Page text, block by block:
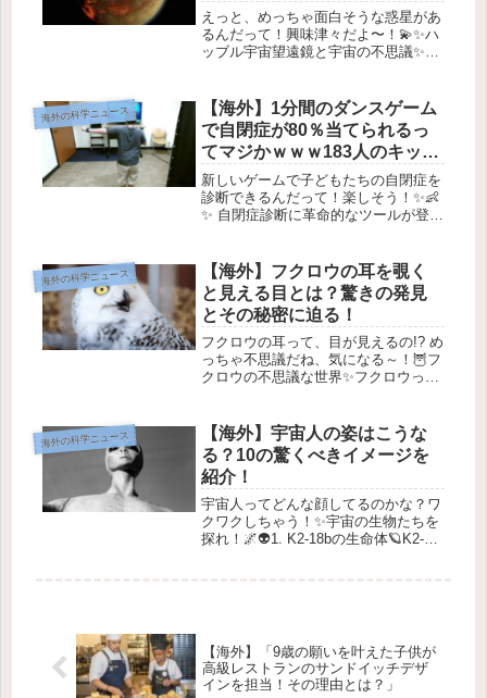
えっと、めっちゃ面白そうな惑星があ
るんだって！興味津々だよ〜！💫✨ハ
ッブル宇宙望遠鏡と宇宙の不思議✨は
のさまざまな素晴らしい景色を私たち
に見せてくれました。🌠 25年が...
海外の科学ニュース
【海外】1分間のダンスゲーム
で自閉症が80％当てられるっ
てマジかｗｗｗ183人のキッズ
ガチ検証！
新しいゲームで子どもたちの自閉症を
診断できるんだって！楽しそう！✨👶
✨ 自閉症診断に革命的なツールが登
簡単なツールを見つけたんだって！🕹️
💡このツールは、なんと1分間のビ...
海外の科学ニュース
【海外】フクロウの耳を覗く
と見える目とは？驚きの発見
とその秘密に迫る！
フクロウの耳って、目が見えるの!? め
っちゃ不思議だね、気になる～！🦉フ
クロウの不思議な世界✨フクロウっ
と彼らの環境への適応について、カジ
ュアルに紹介しちゃうよ。🌙1. フ...
海外の科学ニュース
【海外】宇宙人の姿はこうな
る？10の驚くべきイメージを
紹介！
宇宙人ってどんな顔してるのかな？ワ
クワクしちゃう！✨宇宙の生物たちを
探れ！🌌👽1. K2-18bの生命体🪐K2-
【海外】「9歳の願いを叶えた子供が
高級レストランのサンドイッチデザ
インを担当！その理由とは？」